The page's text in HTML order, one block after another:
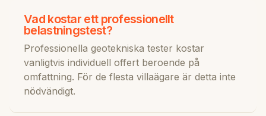
Vad kostar ett professionellt
belastningstest?
Professionella geotekniska tester kostar
vanligtvis individuell offert beroende på
omfattning. För de flesta villaägare är detta inte
nödvändigt.